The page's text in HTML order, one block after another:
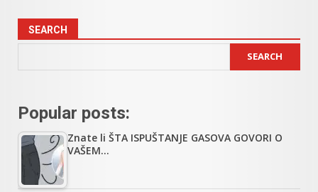
SEARCH
SEARCH
Popular posts:
Znate li ŠTA ISPUŠTANJE GASOVA GOVORI O
VAŠEM…